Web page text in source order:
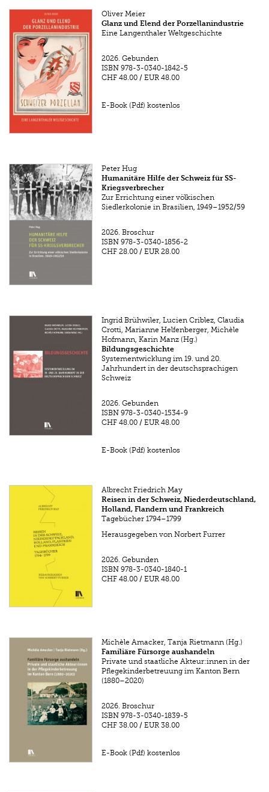
Oliver Meier
Glanz und Elend der Porzellanindustrie
Eine Langenthaler Weltgeschichte
2026. Gebunden
ISBN 978-3-0340-1842-5
CHF 48.00 /EUR 48.00
E-Book (Pdf) kostenlos
Peter Hug
Humanitäre Hilfe der Schweiz für SS-
Kriegsverbrecher
Zur Errichtung einer völkischen
Siedlerkolonie in Brasilien, 1949–1952/59
2026. Broschur
ISBN 978-3-0340-1856-2
CHF 28.00 /EUR 28.00
Ingrid Brühwiler, Lucien Criblez, Claudia
Crotti, Marianne Helfenberger, Michèle
Hofmann, Karin Manz (Hg.)
Bildungsgeschichte
Systementwicklung im 19. und 20.
Jahrhundert in der deutschsprachigen
Schweiz
2026. Gebunden
ISBN 978-3-0340-1534-9
CHF 48.00 /EUR 48.00
E-Book (Pdf) kostenlos
Albrecht Friedrich May
Reisen in der Schweiz, Niederdeutschland,
Holland, Flandern und Frankreich
Tagebücher 1794–1799
Herausgegeben von Norbert Furrer
2026. Gebunden
ISBN 978-3-0340-1840-1
CHF 48.00 /EUR 48.00
Michèle Amacker, Tanja Rietmann (Hg.)
Familiäre Fürsorge aushandeln
Private und staatliche Akteur:innen in der
Pflegekinderbetreuung im Kanton Bern
(1880–2020)
2026. Broschur
ISBN 978-3-0340-1839-5
CHF 38.00 /EUR 38.00
E-Book (Pdf) kostenlos